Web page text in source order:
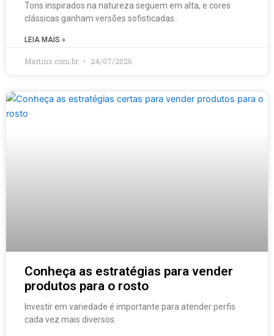
Tons inspirados na natureza seguem em alta, e cores
clássicas ganham versões sofisticadas..
LEIA MAIS »
Martins.com.br 24/07/2026
Conheça as estratégias para vender
produtos para o rosto
Investir em variedade é importante para atender perfis
cada vez mais diversos.